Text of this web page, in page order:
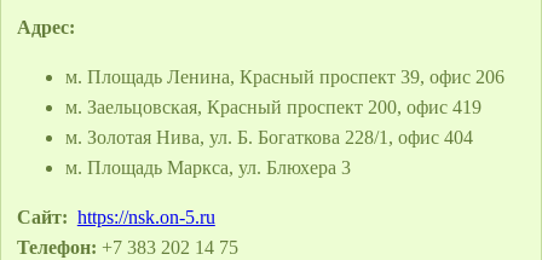
Адрес:
м. Площадь Ленина, Красный проспект 39, офис 206
м. Заельцовская, Красный проспект 200, офис 419
м. Золотая Нива, ул. Б. Богаткова 228/1, офис 404
м. Площадь Маркса, ул. Блюхера 3
Сайт: https://nsk.on-5.ru
Телефон: +7 383 202 14 75